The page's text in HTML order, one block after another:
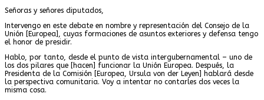
Señoras y señores diputados,
Intervengo en este debate en nombre y representación del Consejo de la
Unión [Europea], cuyas formaciones de asuntos exteriores y defensa tengo
el honor de presidir.
Hablo, por tanto, desde el punto de vista intergubernamental – uno de
los dos pilares que [hacen] funcionar la Unión Europea. Después, la
Presidenta de la Comisión [Europea, Ursula von der Leyen] hablará desde
la perspectiva comunitaria. Voy a intentar no contarles dos veces la
misma cosa.